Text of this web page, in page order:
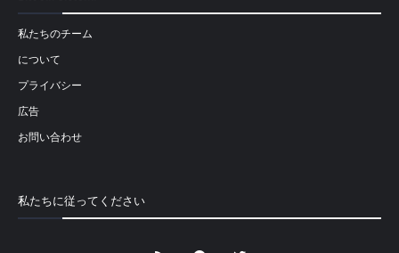
私たちのチーム
について
プライバシー
広告
お問い合わせ
私たちに従ってください